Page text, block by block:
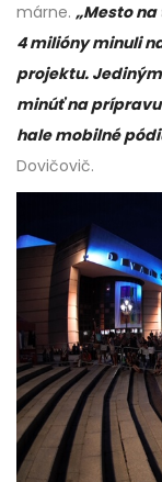
márne. „Mesto
4 milióny minuli
projektu.
minúť na
hale mobilné
Dovičovič.